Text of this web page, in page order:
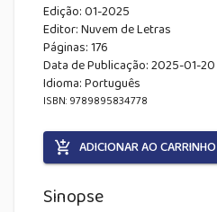
Edição:01-2025
Editor:Nuvem de Letras
Páginas:176
Data de Publicação:2025-01-20
Idioma:Português
ISBN: 9789895834778
ADICIONAR AO CARRINHO
Sinopse